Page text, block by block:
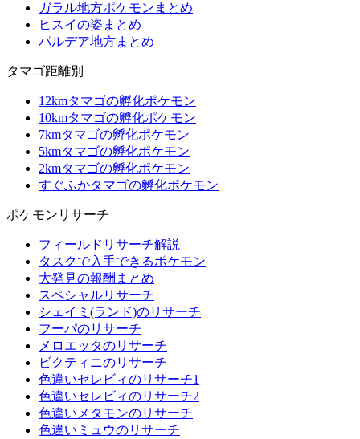
ガラル地方ポケモンまとめ
ヒスイの姿まとめ
パルデア地方まとめ
タマゴ距離別
12kmタマゴの孵化ポケモン
10kmタマゴの孵化ポケモン
7kmタマゴの孵化ポケモン
5kmタマゴの孵化ポケモン
2kmタマゴの孵化ポケモン
すぐふかタマゴの孵化ポケモン
ポケモンリサーチ
フィールドリサーチ解説
タスクで入手できるポケモン
大発見の報酬まとめ
スペシャルリサーチ
シェイミ(ランド)のリサーチ
フーパのリサーチ
メロエッタのリサーチ
ビクティニのリサーチ
色違いセレビィのリサーチ1
色違いセレビィのリサーチ2
色違いメタモンのリサーチ
色違いミュウのリサーチ